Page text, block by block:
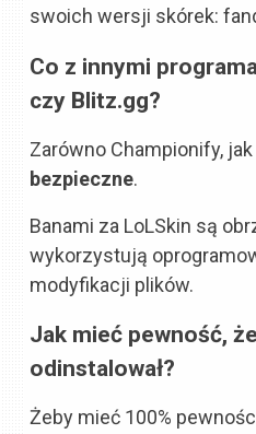
swoich wersji skórek:
Co z innymi
czy Blitz.gg?
Zarówno Championify,
bezpieczne.
Banami za LoLSkin są
wykorzystują
modyfikacji plików.
Jak mieć pewność,
odinstalował?
Żeby mieć 100%